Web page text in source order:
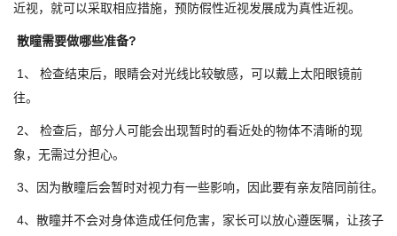
近视，就可以采取相应措施，预防假性近视发展成为真性近视。
散瞳需要做哪些准备?
1、 检查结束后，眼睛会对光线比较敏感，可以戴上太阳眼镜前
往。
2、 检查后，部分人可能会出现暂时的看近处的物体不清晰的现
象，无需过分担心。
3、因为散瞳后会暂时对视力有一些影响，因此要有亲友陪同前往。
4、散瞳并不会对身体造成任何危害，家长可以放心遵医嘱，让孩子